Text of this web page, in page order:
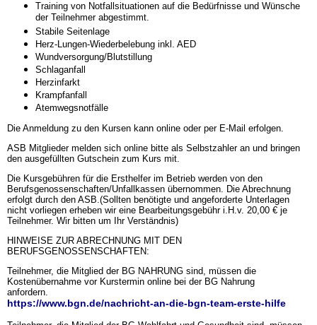
Training von Notfallsituationen auf die Bedürfnisse und Wünsche
der Teilnehmer abgestimmt.
Stabile Seitenlage
Herz-Lungen-Wiederbelebung inkl. AED
Wundversorgung/Blutstillung
Schlaganfall
Herzinfarkt
Krampfanfall
Atemwegsnotfälle
Die Anmeldung zu den Kursen kann online oder per E-Mail erfolgen.
ASB Mitglieder melden sich online bitte als Selbstzahler an und bringen
den ausgefüllten Gutschein zum Kurs mit.
Die Kursgebühren für die Ersthelfer im Betrieb werden von den
Berufsgenossenschaften/Unfallkassen übernommen. Die Abrechnung
erfolgt durch den ASB.(Sollten benötigte und angeforderte Unterlagen
nicht vorliegen erheben wir eine Bearbeitungsgebühr i.H.v. 20,00 € je
Teilnehmer. Wir bitten um Ihr Verständnis)
HINWEISE ZUR ABRECHNUNG MIT DEN
BERUFSGENOSSENSCHAFTEN:
Teilnehmer, die Mitglied der BG NAHRUNG sind, müssen die
Kostenübernahme vor Kurstermin online bei der BG Nahrung
anfordern.
https://www.bgn.de/nachricht-an-die-bgn-team-erste-hilfe